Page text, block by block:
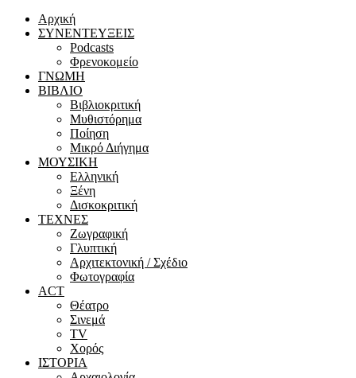
Αρχική
ΣΥΝΕΝΤΕΥΞΕΙΣ
Podcasts
Φρενοκομείο
ΓΝΩΜΗ
ΒΙΒΛΙΟ
Βιβλιοκριτική
Μυθιστόρημα
Ποίηση
Μικρό Διήγημα
ΜΟΥΣΙΚΗ
Ελληνική
Ξένη
Δισκοκριτική
ΤΕΧΝΕΣ
Ζωγραφική
Γλυπτική
Αρχιτεκτονική / Σχέδιο
Φωτογραφία
ACT
Θέατρο
Σινεμά
ΤV
Χορός
ΙΣΤΟΡΙΑ